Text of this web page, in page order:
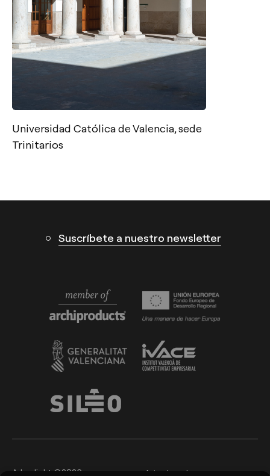
Universidad Católica de Valencia, sede
Trinitarios
Contacto
info@arkoslight.com
Suscríbete a nuestro newsletter
Arkoslight ©2026 Aviso Legal